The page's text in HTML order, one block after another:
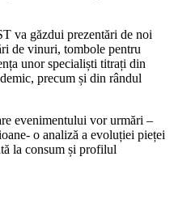
va găzdui prezentări de noi
de vinuri, tombole pentru
unor specialiști titrați din
precum și din rândul
evenimentului vor urmări –
o analiză a evoluției pieței
la consum și profilul